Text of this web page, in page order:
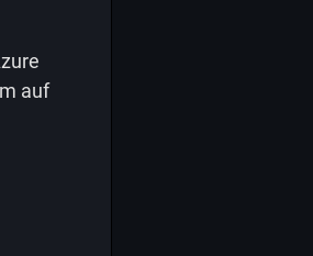
auf